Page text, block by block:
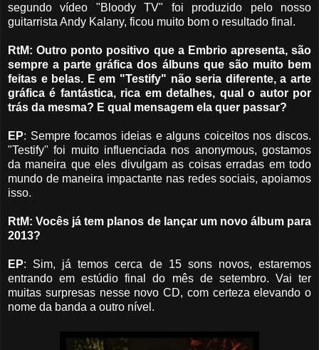
segundo vídeo "Bloody TV" foi produzido pelo nosso
guitarrista Andy Kalany, ficou muito bom o resultado final.
RtM: Outro ponto positivo que a Embrio apresenta, são
sempre a parte gráfica dos álbuns que são muito bem
feitas e belas. E em "Testify" não seria diferente, a arte
gráfica é fantástica, rica em detalhes, qual o autor por
trás da mesma? E qual mensagem ela quer passar?
EP: Sempre focamos ideias e alguns coiceitos nos discos.
"Testify" foi muito influenciada nos anonymous, gostamos
da maneira que eles divulgam as coisas erradas em todo
mundo de maneira impactante nas redes sociais, apoiamos
isso.
RtM: Vocês já tem planos de lançar um novo álbum para
2013?
EP: Sim, já temos cerca de 15 sons novos, estaremos
entrando em estúdio final do mês de setembro. Vai ter
muitas surpresas nesse novo CD, com certeza elevando o
nome da banda a outro nível.